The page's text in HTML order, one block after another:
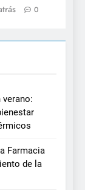
0
Farmacia
de la